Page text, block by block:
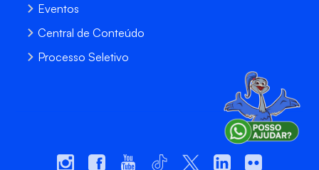
Eventos
Central de Conteúdo
Processo Seletivo